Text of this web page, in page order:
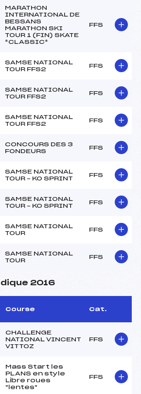
MARATHON
INTERNATIONAL DE
BESSANS
MARATHON SKI
TOUR 1 (FIN) SKATE
*CLASSIC*
FFS
SAMSE NATIONAL
TOUR FFS2
FFS
SAMSE NATIONAL
TOUR FFS2
FFS
SAMSE NATIONAL
TOUR FFS2
FFS
CONCOURS DES 3
FONDEURS
FFS
SAMSE NATIONAL
TOUR – KO SPRINT
FFS
SAMSE NATIONAL
TOUR – KO SPRINT
FFS
SAMSE NATIONAL
TOUR
FFS
SAMSE NATIONAL
TOUR
FFS
2016
Course Cat.
CHALLENGE
NATIONAL VINCENT
VITTOZ
FFS
Mass Start les
PLANS en style
Libre roues
"lentes"
FFS